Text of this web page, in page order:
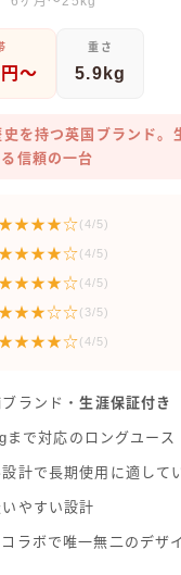
〜
重さ
5.9kg
を持つ英国ブランド。
信頼の一台
★★★★☆(4/5)
★★★★☆(4/5)
★★★★☆(4/5)
★★★☆☆(3/5)
★★★★☆(4/5)
ランド・生涯保証付き
まで対応のロングユース
計で長期使用に適して
やすい設計
ラボで唯一無二のデザ